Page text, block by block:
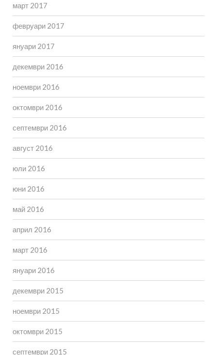
март 2017
февруари 2017
януари 2017
декември 2016
ноември 2016
октомври 2016
септември 2016
август 2016
юли 2016
юни 2016
май 2016
април 2016
март 2016
януари 2016
декември 2015
ноември 2015
октомври 2015
септември 2015